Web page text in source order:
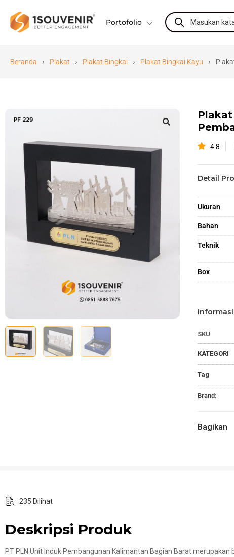
Portofolio
Beranda › Plakat › Plakat Bingkai › Plakat Bingkai Kayu ›
4.8
Detail
Ukuran
Bahan
Teknik
Box
SKU
KATEGORI
Tag
Brand:
Bagikan
235 Dilihat
Deskripsi Produk
PT PLN Unit Induk Pembangunan Kalimantan Bagian Barat